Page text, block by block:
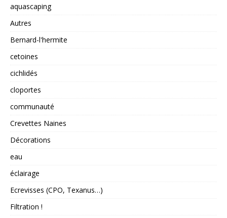
aquascaping
Autres
Bernard-l'hermite
cetoines
cichlidés
cloportes
communauté
Crevettes Naines
Décorations
eau
éclairage
Ecrevisses (CPO, Texanus…)
Filtration !